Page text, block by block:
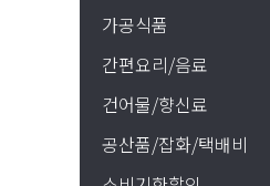
가공식품
간편요리/음료
건어물/향신료
공산품/잡화/택배비